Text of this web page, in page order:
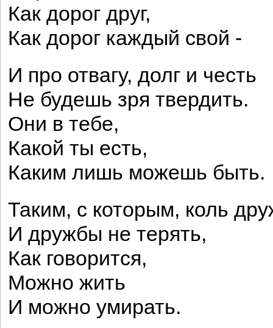
Как дорог друг,
Как дорог каждый свой -
И про отвагу, долг и честь
Не будешь зря твердить.
Они в тебе,
Какой ты есть,
Каким лишь можешь быть.
Таким, с которым, коль
И дружбы не терять,
Как говорится,
Можно жить
И можно умирать.